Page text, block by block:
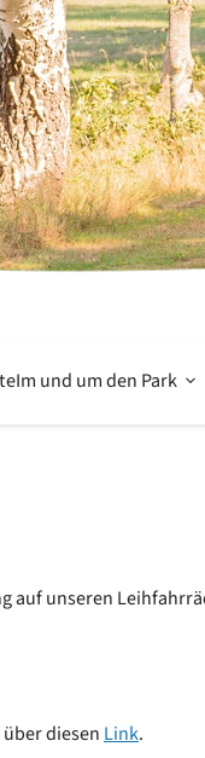
Im und um den Park
auf unseren
diesen Link.